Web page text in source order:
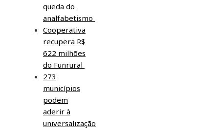
queda do
analfabetismo
Cooperativa
recupera R$
622 milhões
do Funrural
273
municípios
podem
aderir à
universalização